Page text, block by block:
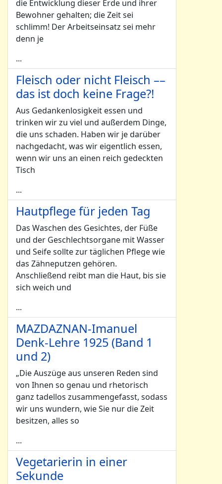
die Entwicklung dieser Erde und ihrer
Bewohner gehalten; die Zeit sei
schlimm! Der Arbeitseinsatz sei mehr
denn je
...
Fleisch oder nicht Fleisch ––
das ist doch keine Frage?!
Aus Gedankenlosigkeit essen und
trinken wir zu viel und außerdem Dinge,
die uns schaden. Haben wir je darüber
nachgedacht, was wir eigentlich essen,
wenn wir uns an einen reich gedeckten
Tisch
...
Hautpflege für jeden Tag
Das Waschen des Gesichtes, der Füße
und der Geschlechtsorgane mit Wasser
und Seife sollte zur täglichen Pflege wie
das Zähneputzen gehören.
Anschließend reibt man die Haut, bis sie
sich weich und
...
MAZDAZNAN-Imanuel
Denk-Lehre 1925 (Band 1
und 2)
„Die Auszüge aus unseren Reden sind
von Ihnen so genau und rhetorisch
ganz tadellos zusammengefasst, sodass
wir uns wundern, wie Sie nur die Zeit
besitzen, alles so
...
Vegetarierin in einer
Sekunde